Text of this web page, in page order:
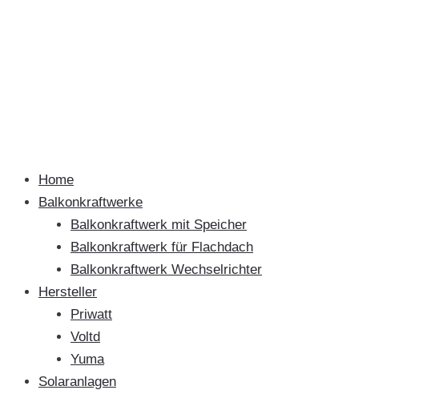
Home
Balkonkraftwerke
Balkonkraftwerk mit Speicher
Balkonkraftwerk für Flachdach
Balkonkraftwerk Wechselrichter
Hersteller
Priwatt
Voltd
Yuma
Solaranlagen